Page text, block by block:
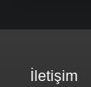
İletişim